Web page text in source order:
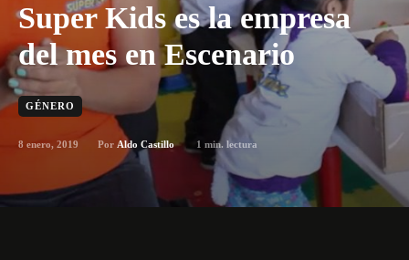
Super Kids es la empresa
del mes en Escenario
GÉNERO
8 enero, 2019 Por Aldo Castillo 1 min. lectura